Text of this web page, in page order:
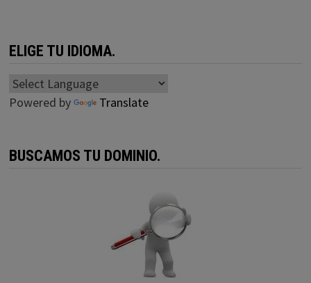
ELIGE TU IDIOMA.
Powered by Translate
BUSCAMOS TU DOMINIO.